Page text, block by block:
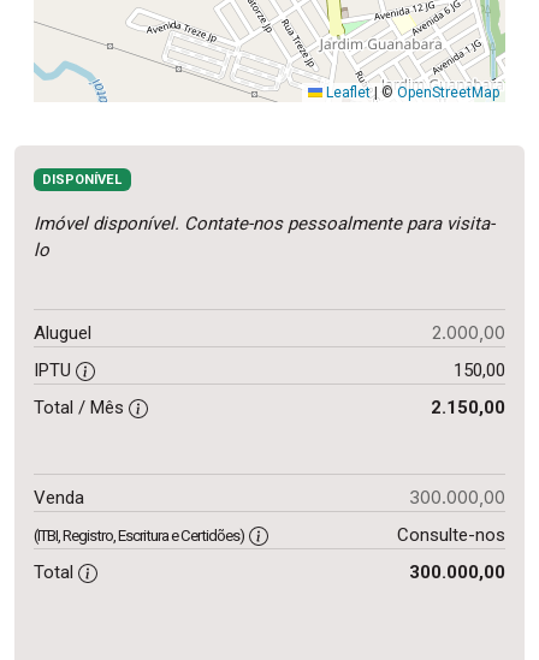
Leaflet | © OpenStreetMap
DISPONÍVEL
Imóvel disponível. Contate-nos pessoalmente para visita-
lo
Aluguel 2.000,00
IPTU
150,00
Total / Mês
2.150,00
Venda 300.000,00
(ITBI, Registro, Escritura e Certidões)
Consulte-nos
Total
300.000,00